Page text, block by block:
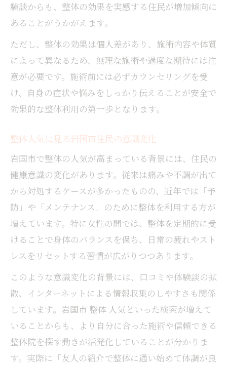
験談からも、整体の効果を実感する住民が増加傾向に
あることがうかがえます。
ただし、整体の効果は個人差があり、施術内容や体質
によって異なるため、無理な施術や過度な期待には注
意が必要です。施術前には必ずカウンセリングを受
け、自身の症状や悩みをしっかり伝えることが安全で
効果的な整体利用の第一歩となります。
整体人気に見る岩国市住民の意識変化
岩国市で整体の人気が高まっている背景には、住民の
健康意識の変化があります。従来は痛みや不調が出て
から対処するケースが多かったものの、近年では「予
防」や「メンテナンス」のために整体を利用する方が
増えています。特に女性の間では、整体を定期的に受
けることで身体のバランスを保ち、日常の疲れやスト
レスをリセットする習慣が広がりつつあります。
このような意識変化の背景には、口コミや体験談の拡
散、インターネットによる情報収集のしやすさも関係
しています。岩国市 整体 人気といった検索が増えて
いることからも、より自分に合った施術や信頼できる
整体院を探す動きが活発化していることが分かりま
す。実際に「友人の紹介で整体に通い始めて体調が良